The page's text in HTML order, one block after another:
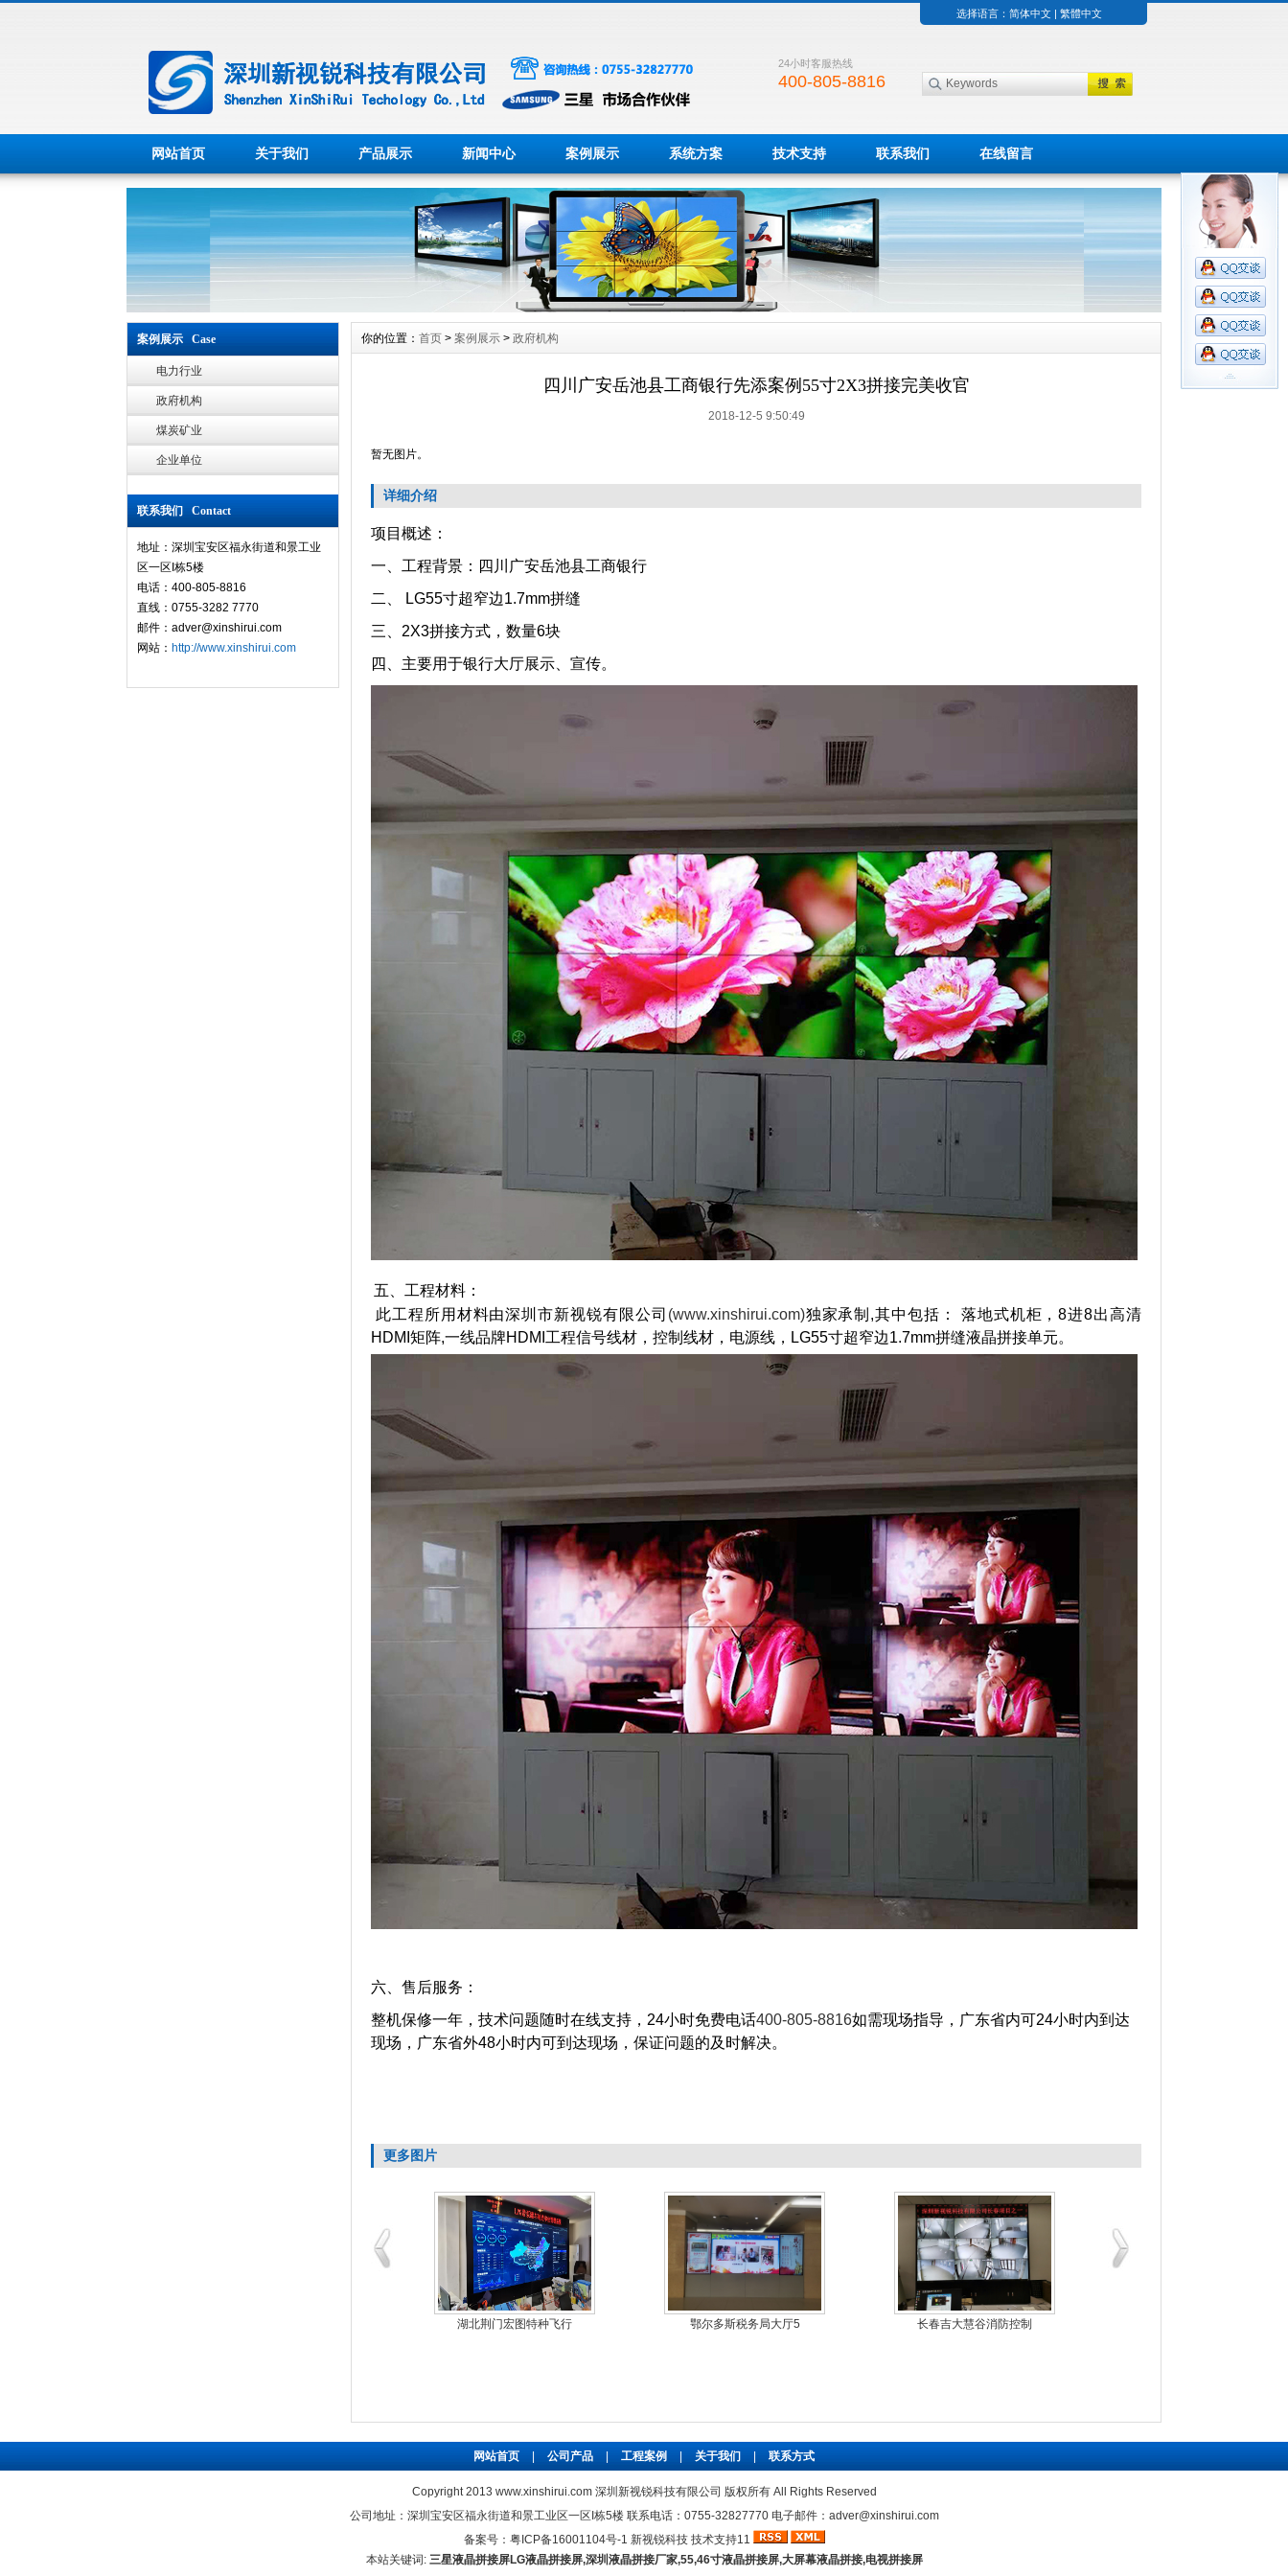
选择语言： 简体中文| 繁體中文
24小时客服热线
400-805-8816
网站首页 关于我们 产品展示 新闻中心 案例展示 系统方案 技术支持 联系我们 在线留言
案例展示 Case
电力行业
政府机构
煤炭矿业
企业单位
联系我们 Contact
地址：深圳宝安区福永街道和景工业
区一区I栋5楼
电话：400-805-8816
直线：0755-3282 7770
邮件：adver@xinshirui.com
网站： http://www.xinshirui.com
你的位置： 首页 > 案例展示 > 政府机构
四川广安岳池县工商银行先添案例55寸2X3拼接完美收官
2018-12-5 9:50:49
暂无图片。
详细介绍
项目概述：
一、工程背景：四川广安岳池县工商银行
二、 LG55寸超窄边1.7mm拼缝
三、2X3拼接方式，数量6块
四、主要用于银行大厅展示、宣传。
五、工程材料：
此工程所用材料由深圳市新视锐有限公司 (www.xinshirui.com)独家承制 ,其中包括： 落地式机柜，8进8出高清
HDMI矩阵,一线品牌HDMI工程信号线材，控制线材，电源线，LG55寸超窄边1.7mm拼缝液晶拼接单元。
六、售后服务：
整机保修一年，技术问题随时在线支持， 24小时免费电话400-805-8816如需现场指导，广东省内可24小时内到达
现场，广东省外48小时内可到达现场，保证问题的及时解决。
更多图片
湖北荆门宏图特种飞行 鄂尔多斯税务局大厅5 长春吉大慧谷消防控制
网站首页 公司产品 工程案例 关于我们 联系方式
Copyright 2013 www.xinshirui.com 深圳新视锐科技有限公司 版权所有 All Rights Reserved
公司地址：深圳宝安区福永街道和景工业区一区I栋5楼 联系电话：0755-32827770 电子邮件：adver@xinshirui.com
备案号： 粤ICP备16001104号-1 新视锐科技技术支持11
本站关键词: 三星液晶拼接屏LG液晶拼接屏,深圳液晶拼接厂家,55,46寸液晶拼接屏,大屏幕液晶拼接,电视拼接屏